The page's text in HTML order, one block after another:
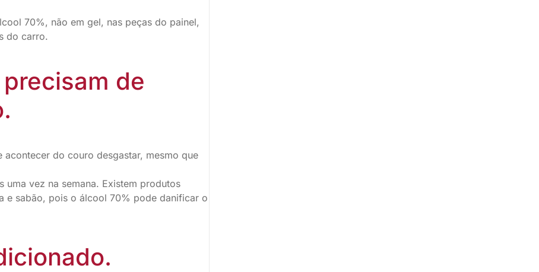
70%, não em gel, nas peças do painel,
do carro.
de
do couro desgastar, mesmo que
vez na semana. Existem produtos
e sabão, pois o álcool 70% pode danificar o